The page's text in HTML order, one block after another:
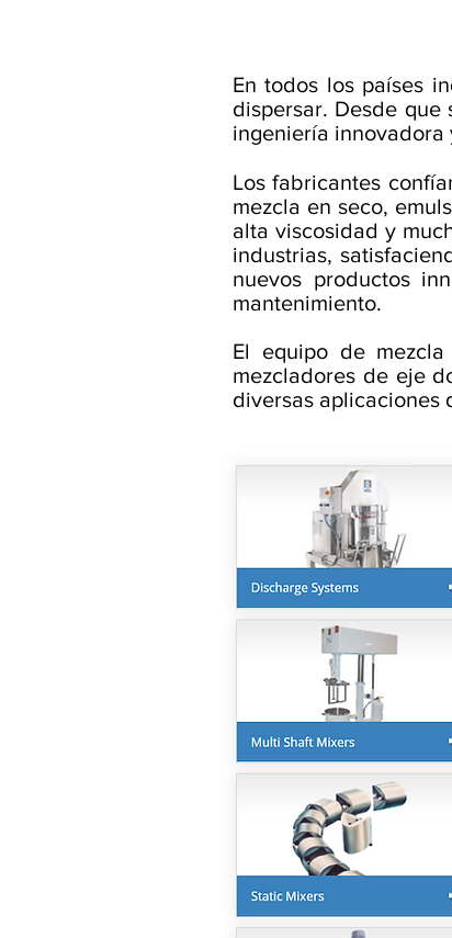
En todos los países
dispersar. Desde
ingeniería innovadora
Los fabricantes
mezcla en seco,
alta viscosidad y
industrias,
nuevos productos
mantenimiento.
El equipo de
mezcladores de eje
diversas aplicaciones